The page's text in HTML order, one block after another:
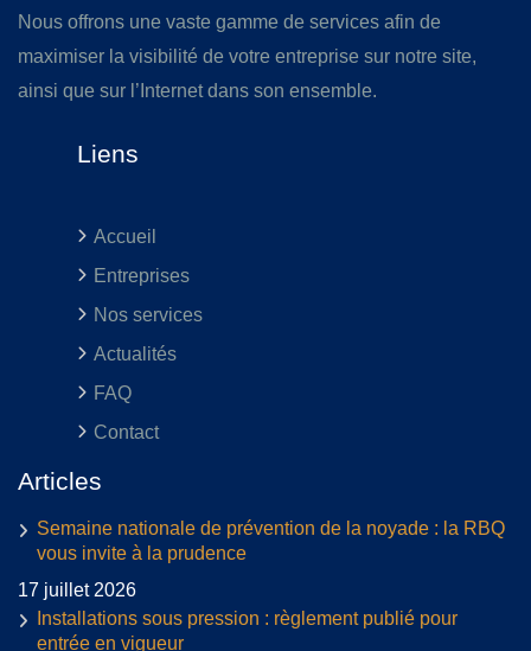
Nous offrons une vaste gamme de services afin de
maximiser la visibilité de votre entreprise sur notre site,
ainsi que sur l’Internet dans son ensemble.
Liens
Accueil
Entreprises
Nos services
Actualités
FAQ
Contact
Articles
Semaine nationale de prévention de la noyade : la RBQ
vous invite à la prudence
17 juillet 2026
Installations sous pression : règlement publié pour
entrée en vigueur